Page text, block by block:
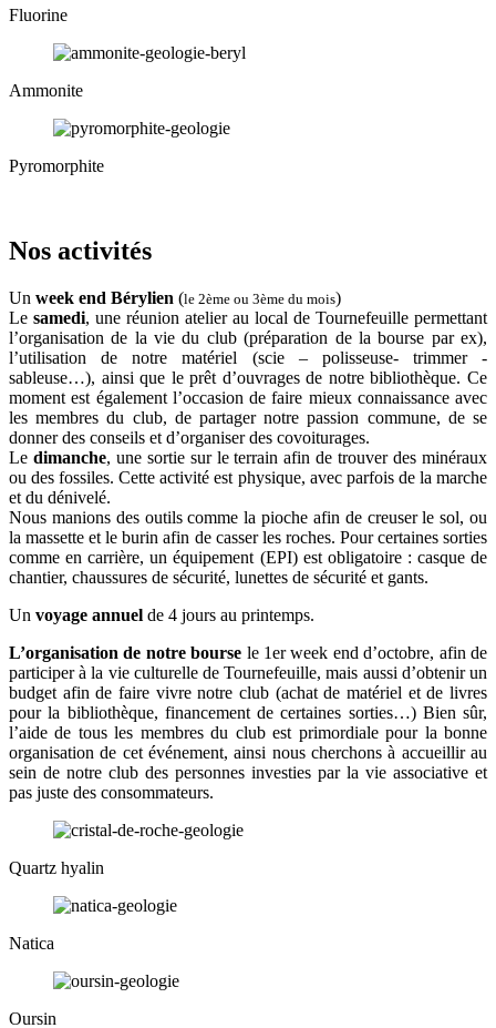
Fluorine
Ammonite
Pyromorphite
Nos activités
Un week end Bérylien (le 2ème ou 3ème du mois)
Le samedi, une réunion atelier au local de Tournefeuille permettant
l’organisation de la vie du club (préparation de la bourse par ex),
l’utilisation de notre matériel (scie – polisseuse- trimmer -
sableuse…), ainsi que le prêt d’ouvrages de notre bibliothèque. Ce
moment est également l’occasion de faire mieux connaissance avec
les membres du club, de partager notre passion commune, de se
donner des conseils et d’organiser des covoiturages.
Le dimanche, une sortie sur le terrain afin de trouver des minéraux
ou des fossiles. Cette activité est physique, avec parfois de la marche
et du dénivelé.
Nous manions des outils comme la pioche afin de creuser le sol, ou
la massette et le burin afin de casser les roches. Pour certaines sorties
comme en carrière, un équipement (EPI) est obligatoire : casque de
chantier, chaussures de sécurité, lunettes de sécurité et gants.
Un voyage annuel de 4 jours au printemps.
L’organisation de notre bourse le 1er week end d’octobre, afin de
participer à la vie culturelle de Tournefeuille, mais aussi d’obtenir un
budget afin de faire vivre notre club (achat de matériel et de livres
pour la bibliothèque, financement de certaines sorties…) Bien sûr,
l’aide de tous les membres du club est primordiale pour la bonne
organisation de cet événement, ainsi nous cherchons à accueillir au
sein de notre club des personnes investies par la vie associative et
pas juste des consommateurs.
Quartz hyalin
Natica
Oursin